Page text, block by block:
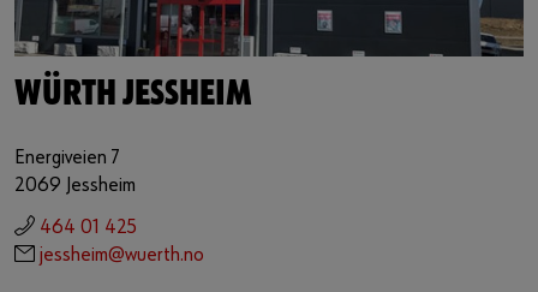
WÜRTH JESSHEIM
Energiveien 7
2069 Jessheim
464 01 425
jessheim@wuerth.no